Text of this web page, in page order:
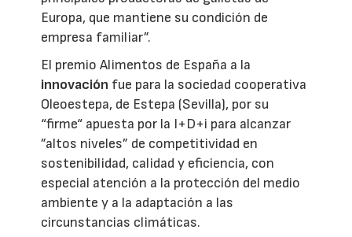
Europa, que mantiene su condición de
empresa familiar”.
El premio Alimentos de España a la
innovación fue para la sociedad cooperativa
Oleoestepa, de Estepa (Sevilla), por su
“firme“ apuesta por la I+D+i para alcanzar
”altos niveles” de competitividad en
sostenibilidad, calidad y eficiencia, con
especial atención a la protección del medio
ambiente y a la adaptación a las
circunstancias climáticas.